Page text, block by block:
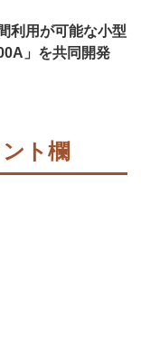
利用が可能な小型
」を共同開発
ト欄